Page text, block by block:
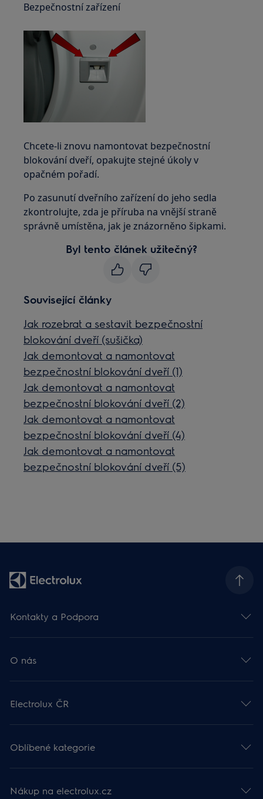
Bezpečnostní zařízení
Chcete-li znovu namontovat bezpečnostní
blokování dveří, opakujte stejné úkoly v
opačném pořadí.
Po zasunutí dveřního zařízení do jeho sedla
zkontrolujte, zda je příruba na vnější straně
správně umístěna, jak je znázorněno šipkami.
Byl tento článek užitečný?
Související články
Jak rozebrat a sestavit bezpečnostní
blokování dveří (sušička)
Jak demontovat a namontovat
bezpečnostní blokování dveří (1)
Jak demontovat a namontovat
bezpečnostní blokování dveří (2)
Jak demontovat a namontovat
bezpečnostní blokování dveří (4)
Jak demontovat a namontovat
bezpečnostní blokování dveří (5)
Kontakty a Podpora
O nás
Electrolux ČR
Oblíbené kategorie
Nákup na electrolux.cz